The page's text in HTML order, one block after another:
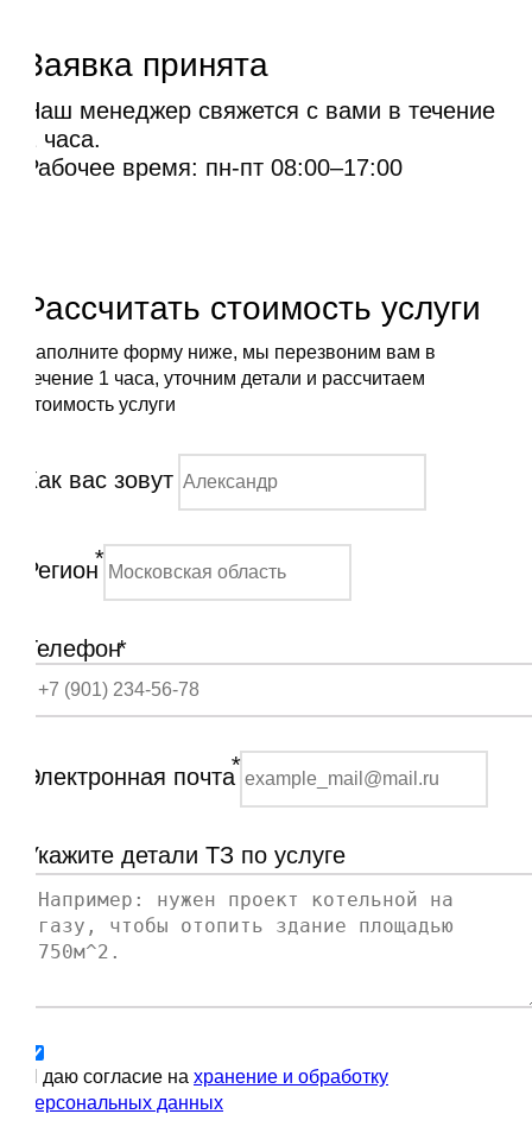
Заявка принята
Наш менеджер свяжется с вами в течение
1 часа.
Рабочее время: пн-пт 08:00–17:00
Рассчитать стоимость услуги
Заполните форму ниже, мы перезвоним вам в
течение 1 часа, уточним детали и рассчитаем
стоимость услуги
Как вас зовут
Регион*
Телефон*
Электронная почта*
Укажите детали ТЗ по услуге
Я даю согласие на хранение и обработку
персональных данных